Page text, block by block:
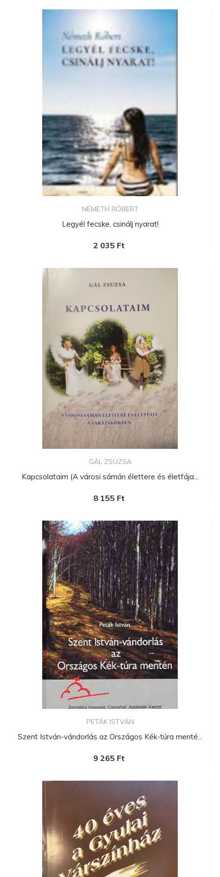
NÉMETH RÓBERT
Legyél fecske, csinálj nyarat!
2 035 Ft
GÁL ZSUZSA
Kapcsolataim (A városi sámán élettere és életfája...
8 155 Ft
PETÁK ISTVÁN
Szent István-vándorlás az Országos Kék-túra menté...
9 265 Ft